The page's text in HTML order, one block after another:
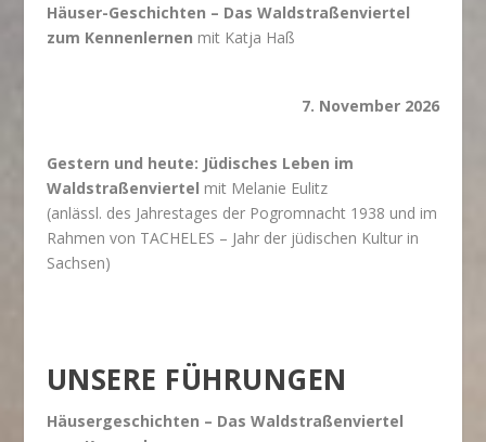
Häuser-Geschichten – Das Waldstraßenviertel
zum Kennenlernen mit Katja Haß
7. November 2026
Gestern und heute: Jüdisches Leben im
Waldstraßenviertel mit Melanie Eulitz
(anlässl. des Jahrestages der Pogromnacht 1938 und im
Rahmen von TACHELES – Jahr der jüdischen Kultur in
Sachsen)
UNSERE FÜHRUNGEN
Häusergeschichten – Das Waldstraßenviertel